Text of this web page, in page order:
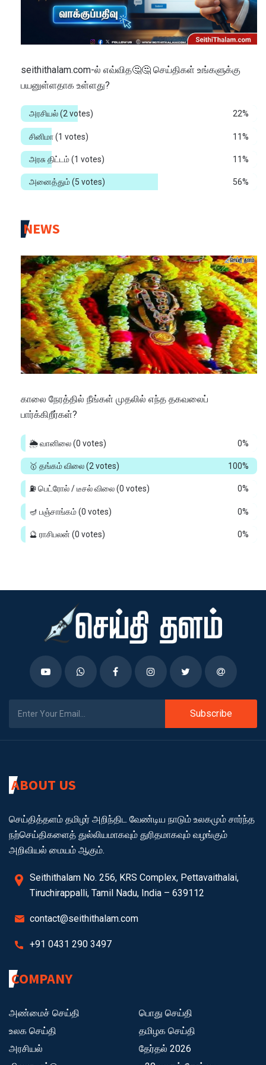
seithithalam.com-ல் எவ்வித🤔🤔 செய்திகள் உங்களுக்கு
பயனுள்ளதாக உள்ளது?
22%
அரசியல்(2 votes)
11%
சினிமா(1 votes)
11%
அரசு திட்டம்(1 votes)
56%
அனைத்தும்(5 votes)
NEWS
காலை நேரத்தில் நீங்கள் முதலில் எந்த தகவலைப்
பார்க்கிறீர்கள்?
0%
🌦️ வானிலை(0 votes)
100%
🥇 தங்கம் விலை(2 votes)
0%
⛽ பெட்ரோல் / டீசல் விலை(0 votes)
0%
🪔 பஞ்சாங்கம்(0 votes)
0%
🔮 ராசிபலன் (0 votes)
Subscribe
ABOUT US
செய்தித்தளம் தமிழர் அறிந்திட வேண்டிய நாடும் உலகமும் சார்ந்த
நற்செய்திகளைத் துல்லியமாகவும் துரிதமாகவும் வழங்கும்
அறிவியல் மையம் ஆகும்.
Seithithalam No. 256, KRS Complex, Pettavaithalai,
Tiruchirappalli, Tamil Nadu, India – 639112
contact@seithithalam.com
+91 0431 290 3497
COMPANY
அண்மைச் செய்தி
பொது செய்தி
உலக செய்தி
தமிழக செய்தி
அரசியல்
தேர்தல் 2026